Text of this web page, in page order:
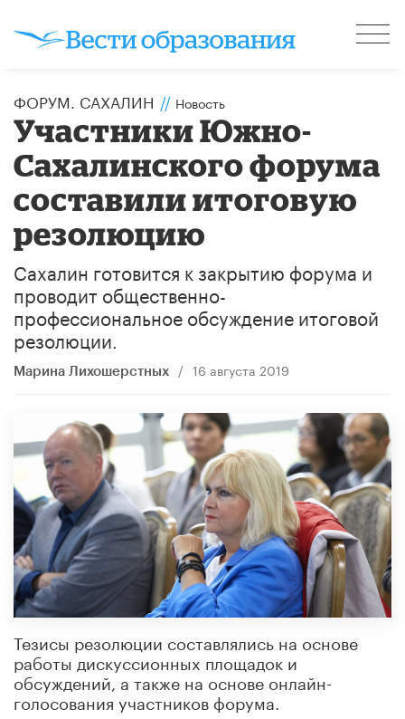
ФОРУМ. САХАЛИН // Новость
Участники Южно-
Сахалинского форума
составили итоговую
резолюцию
Сахалин готовится к закрытию форума и
проводит общественно-
профессиональное обсуждение итоговой
резолюции.
Марина Лихошерстных / 16 августа 2019
Тезисы резолюции составлялись на основе
работы дискуссионных площадок и
обсуждений, а также на основе онлайн-
голосования участников форума.